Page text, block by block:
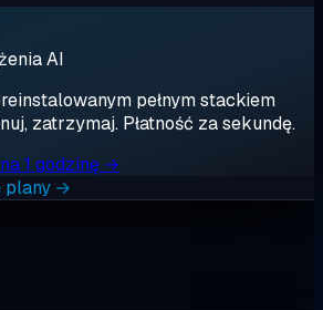
AI
pełnym stackiem
zatrzymaj. Płatność za sekundę.
1 godzinę →
plany →